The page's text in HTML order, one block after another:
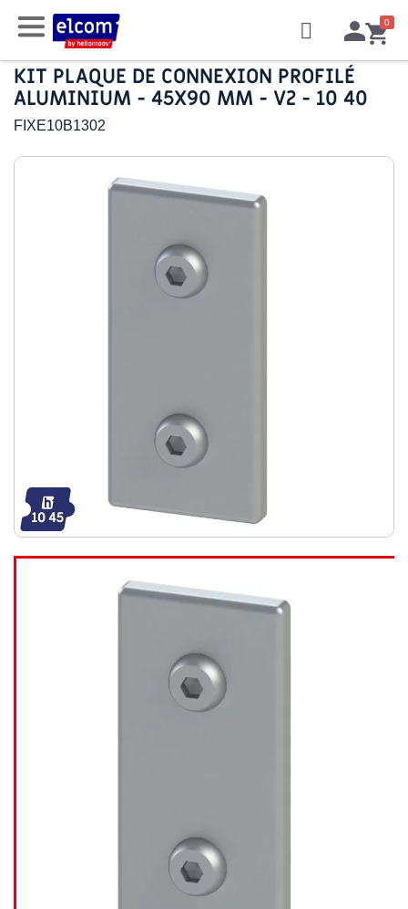
KIT PLAQUE DE CONNEXION PROFILÉ
ALUMINIUM - 45X90 MM - V2 - 10 40
FIXE10B1302